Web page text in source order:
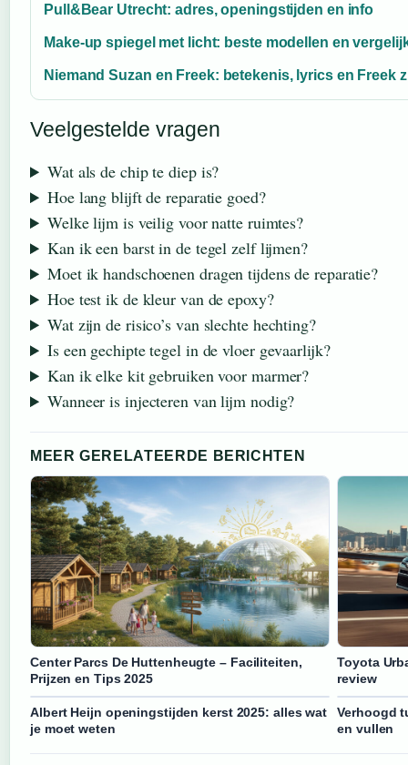
Pull&Bear Utrecht: adres, openingstijden en info
Make-up spiegel met licht: beste modellen en
Niemand Suzan en Freek: betekenis, lyrics en Freek
Veelgestelde vragen
Wat als de chip te diep is?
Hoe lang blijft de reparatie goed?
Welke lijm is veilig voor natte ruimtes?
Kan ik een barst in de tegel zelf lijmen?
Moet ik handschoenen dragen tijdens de reparatie?
Hoe test ik de kleur van de epoxy?
Wat zijn de risico’s van slechte hechting?
Is een gechipte tegel in de vloer gevaarlijk?
Kan ik elke kit gebruiken voor marmer?
Wanneer is injecteren van lijm nodig?
MEER GERELATEERDE BERICHTEN
Center Parcs De Huttenheugte – Faciliteiten,
Prijzen en Tips 2025
Toyota
review
Albert Heijn openingstijden kerst 2025: alles wat
je moet weten
Verhoogd
en vullen